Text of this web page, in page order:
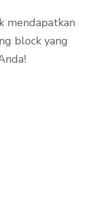
mendapatkan
block yang